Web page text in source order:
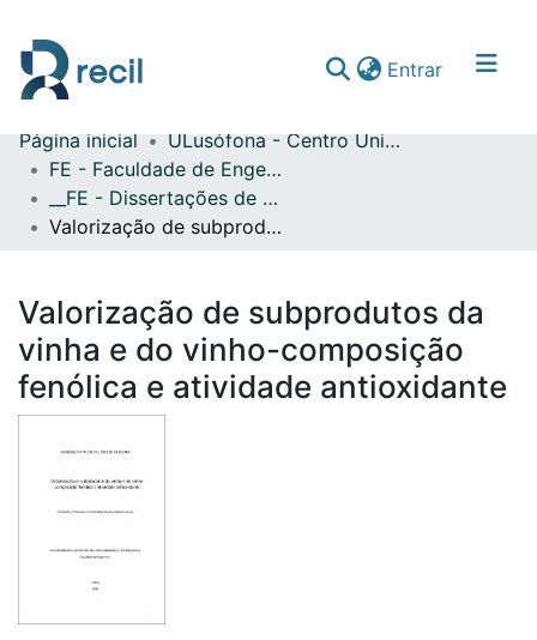
Entrar(current)
Comunidades & Coleções
Percorrer repositório
Página inicial
ULusófona - Centro Universitário de Lisboa
FE - Faculdade de Engenharia
__FE - Dissertações de Mestrado
Valorização de subprodutos da vinha e do vinho-composição fenólica e atividade antioxidante
Valorização de subprodutos da
vinha e do vinho-composição
fenólica e atividade antioxidante